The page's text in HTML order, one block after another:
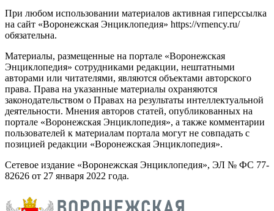
При любом использовании материалов активная гиперссылка
на сайт «Воронежская Энциклопедия» https://vrnency.ru/
обязательна.
Материалы, размещенные на портале «Воронежская
Энциклопедия» сотрудниками редакции, нештатными
авторами или читателями, являются объектами авторского
права. Права на указанные материалы охраняются
законодательством о Правах на результаты интеллектуальной
деятельности. Мнения авторов статей, опубликованных на
портале «Воронежская Энциклопедия», а также комментарии
пользователей к материалам портала могут не совпадать с
позицией редакции «Воронежская Энциклопедия».
Сетевое издание «Воронежская Энциклопедия», ЭЛ № ФС 77-
82626 от 27 января 2022 года.